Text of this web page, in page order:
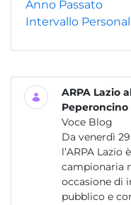
Anno Passato
Intervallo
ARPA Lazio
Peperoncino
Voce Blog
Da venerdì
l’ARPA Lazio
campionaria
occasione di
pubblico e